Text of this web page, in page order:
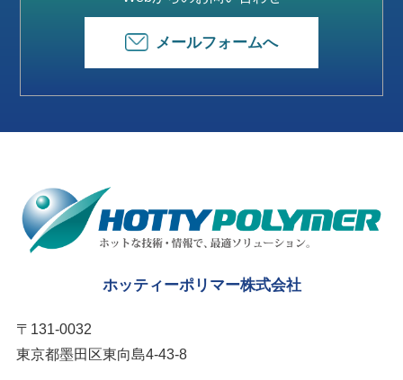
メールフォームへ
ホッティーポリマー株式会社
〒131-0032
東京都墨田区東向島4-43-8